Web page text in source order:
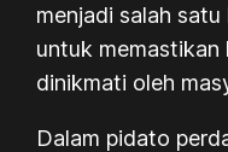
menjadi salah
untuk
dinikmati oleh
Dalam pidato